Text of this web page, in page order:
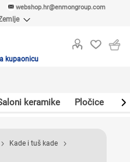
webshop.hr@enmongroup.com
MKD
kupaonicu
keramike Pločice
Kade i tuš kade